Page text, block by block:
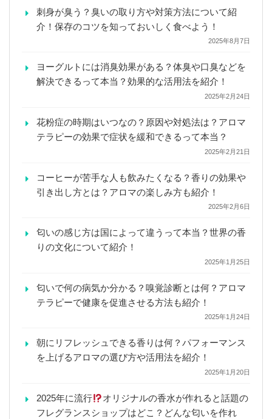
刺身が臭う？臭いの取り方や対策方法について紹
介！保存のコツを知っておいしく食べよう！
2025年8月7日
ヨーグルトには消臭効果がある？体臭や口臭などを
解決できるって本当？効果的な活用法を紹介！
2025年2月24日
花粉症の時期はいつなの？原因や対処法は？アロマ
テラピーの効果で症状を緩和できるって本当？
2025年2月21日
コーヒーが苦手な人も飲みたくなる？香りの効果や
引き出し方とは？アロマの楽しみ方も紹介！
2025年2月6日
匂いの感じ方は国によって違うって本当？世界の香
りの文化について紹介！
2025年1月25日
匂いで何の病気か分かる？嗅覚診断とは何？アロマ
テラピーで健康を促進させる方法も紹介！
2025年1月24日
朝にリフレッシュできる香りは何？パフォーマンス
を上げるアロマの選び方や活用法を紹介！
2025年1月20日
2025年に流行
オリジナルの香水が作れると話題の
フレグランスショップはどこ？どんな匂いを作れ